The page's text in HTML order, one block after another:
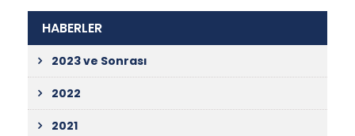
HABERLER
2023 ve Sonrası
2022
2021